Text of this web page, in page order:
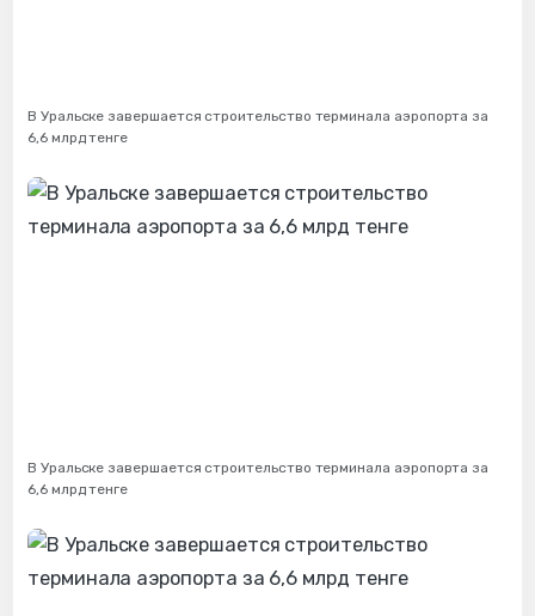
В Уральске завершается строительство терминала аэропорта за
6,6 млрд тенге
В Уральске завершается строительство терминала аэропорта за
6,6 млрд тенге